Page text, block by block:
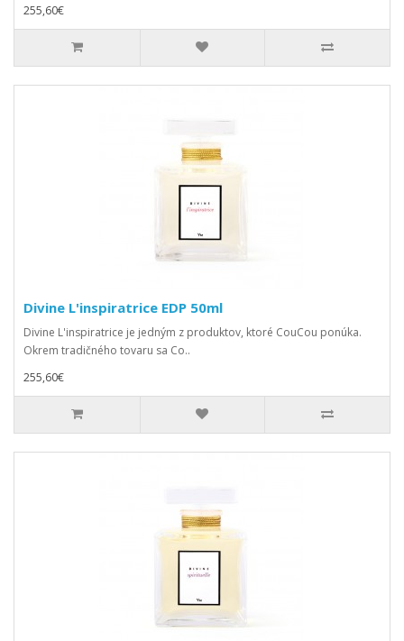
255,60€
Divine L'inspiratrice EDP 50ml
Divine L'inspiratrice je jedným z produktov, ktoré CouCou ponúka.
Okrem tradičného tovaru sa Co..
255,60€